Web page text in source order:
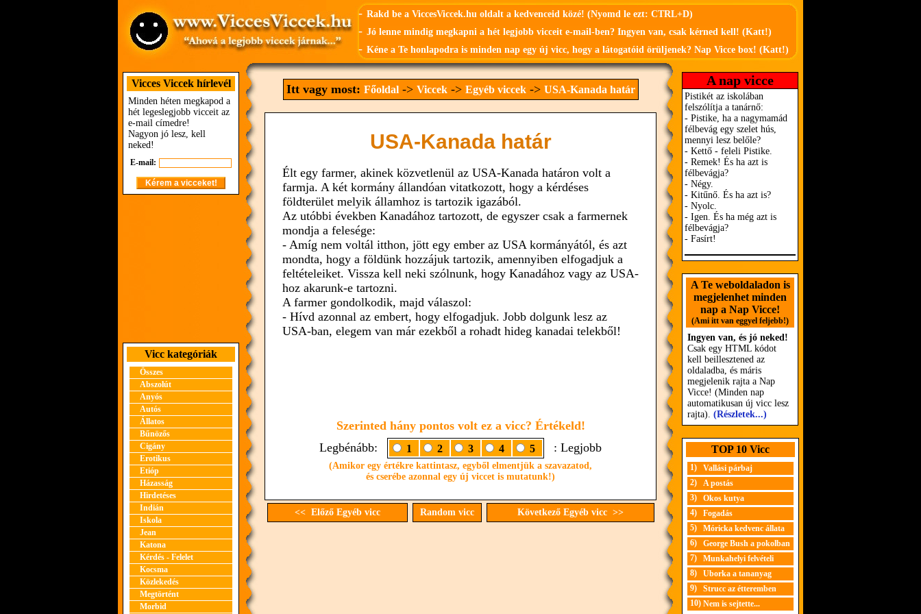
- Rakd be a ViccesViccek.hu oldalt a kedvenceid közé! (Nyomd le ezt: CTRL+D)
- Jó lenne mindig megkapni a hét legjobb vicceit e-mail-ben? Ingyen van, csak kérned kell! (Katt!)
- Kéne a Te honlapodra is minden nap egy új vicc, hogy a látogatóid örüljenek? Nap Vicce box! (Katt!)
Vicces Viccek hírlevél
Minden héten megkapod a
hét legeslegjobb vicceit az
e-mail címedre!
Nagyon jó lesz, kell
neked!
E-mail:
Vicc kategóriák
Összes
Abszolút
Anyós
Autós
Állatos
Bűnözős
Cigány
Erotikus
Etióp
Házasság
Hirdetéses
Indián
Iskola
Jean
Katona
Kérdés - Felelet
Kocsma
Közlekedés
Megtörtént
Morbid
Itt vagy most: Főoldal-> Viccek-> Egyéb viccek-> USA-Kanada határ
USA-Kanada határ
Élt egy farmer, akinek közvetlenül az USA-Kanada határon volt a
farmja. A két kormány állandóan vitatkozott, hogy a kérdéses
földterület melyik államhoz is tartozik igazából.
Az utóbbi években Kanadához tartozott, de egyszer csak a farmernek
mondja a felesége:
- Amíg nem voltál itthon, jött egy ember az USA kormányától, és azt
mondta, hogy a földünk hozzájuk tartozik, amennyiben elfogadjuk a
feltételeiket. Vissza kell neki szólnunk, hogy Kanadához vagy az USA-
hoz akarunk-e tartozni.
A farmer gondolkodik, majd válaszol:
- Hívd azonnal az embert, hogy elfogadjuk. Jobb dolgunk lesz az
USA-ban, elegem van már ezekből a rohadt hideg kanadai telekből!
Szerinted hány pontos volt ez a vicc? Értékeld!
Legbénább:
1 2 3 4 5 : Legjobb
(Amikor egy értékre kattintasz, egyből elmentjük a szavazatod,
és cserébe azonnal egy új viccet is mutatunk!)
<< Előző Egyéb vicc Random vicc Következő Egyéb vicc >>
A nap vicce
A Te weboldaladon is
megjelenhet minden
nap a Nap Vicce!
(Ami itt van eggyel feljebb!)
Ingyen van, és jó neked!
Csak egy HTML kódot
kell beillesztened az
oldaladba, és máris
megjelenik rajta a Nap
Vicce! (Minden nap
automatikusan új vicc lesz
rajta). (Részletek...)
TOP 10 Vicc
1)
Vallási párbaj
2)
A postás
3)
Okos kutya
4)
Fogadás
5)
Móricka kedvenc állata
6)
George Bush a pokolban
7)
Munkahelyi felvételi
8)
Uborka a tananyag
9)
Strucc az étteremben
10) Nem is sejtette...